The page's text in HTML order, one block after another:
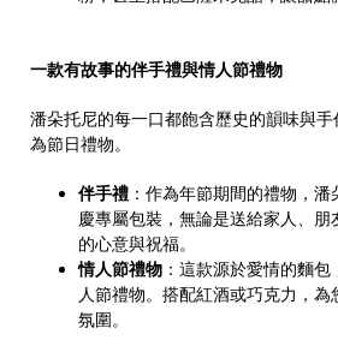
一款有故事的伴手禮與情人節禮物
潘朵托尼的每一口都飽含歷史的韻味與
為節日禮物。
伴手禮 ：作為年節期間的禮物，
慶專屬包裝，無論是送給家人、
的心意與祝福。
情人節禮物 ：這款源於愛情的麵
人節禮物。搭配紅酒或巧克力，
氛圍。